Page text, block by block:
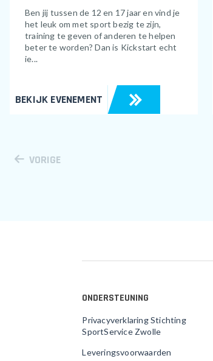
Ben jij tussen de 12 en 17 jaar en vind je
het leuk om met sport bezig te zijn,
training te geven of anderen te helpen
beter te worden? Dan is Kickstart echt
ie...
BEKIJK EVENEMENT
VORIGE
ONDERSTEUNING
Privacyverklaring Stichting
SportService Zwolle
Leveringsvoorwaarden